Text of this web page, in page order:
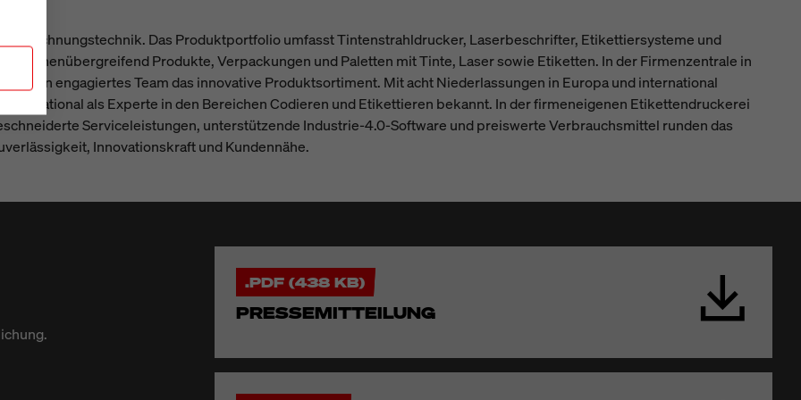
Das Produktportfolio umfasst Tintenstrahldrucker, Laserbeschrifter, Etikettiersysteme und
Produkte, Verpackungen und Paletten mit Tinte, Laser sowie Etiketten. In der Firmenzentrale in
ein engagiertes Team das innovative Produktsortiment. Mit acht Niederlassungen in Europa und international
als Experte in den Bereichen Codieren und Etikettieren bekannt. In der firmeneigenen Etiketten­druckerei
Serviceleistungen, unterstützende Industrie-4.0-Software und preiswerte Verbrauchsmittel runden das
Innovationskraft und Kundennähe.
.PDF (438 KB)
PRESSEMITTEILUNG